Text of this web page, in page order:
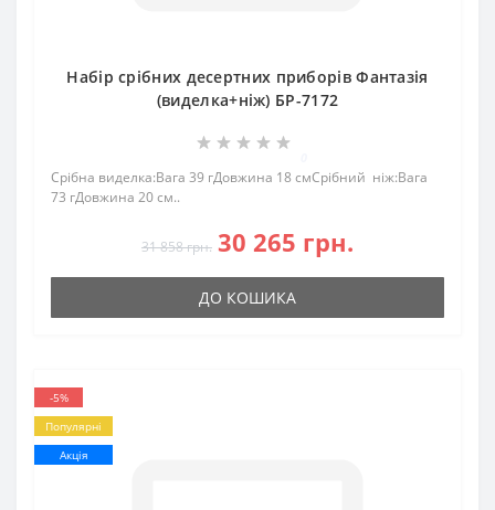
Набір срібних десертних приборів Фантазія
(виделка+ніж) БР-7172
Срібна виделка:Вага 39 гДовжина 18 смСрібний ніж:Вага
73 гДовжина 20 см..
31 858 грн. 30 265 грн.
ДО КОШИКА
-5%
Популярні
Акція